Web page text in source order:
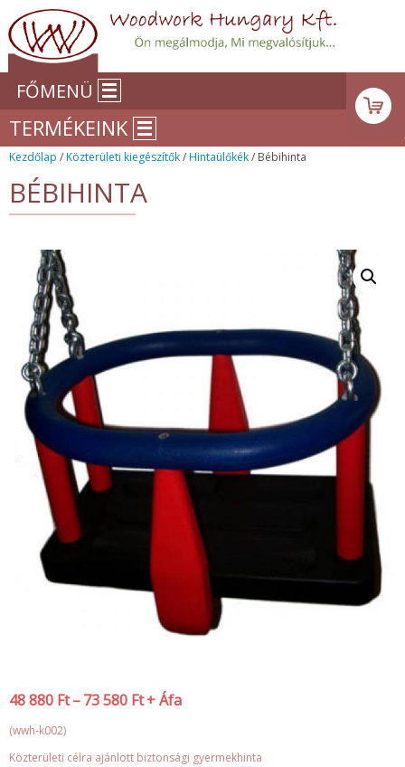
FŐMENÜ
Kezdőlap /Közterületi kiegészítők/Hintaülőkék/ Bébihinta
BÉBIHINTA
48 880 Ft–73 580 Ft+ Áfa
(wwh-k002)
Közterületi célra ajánlott biztonsági gyermekhinta
TERMÉKEINK